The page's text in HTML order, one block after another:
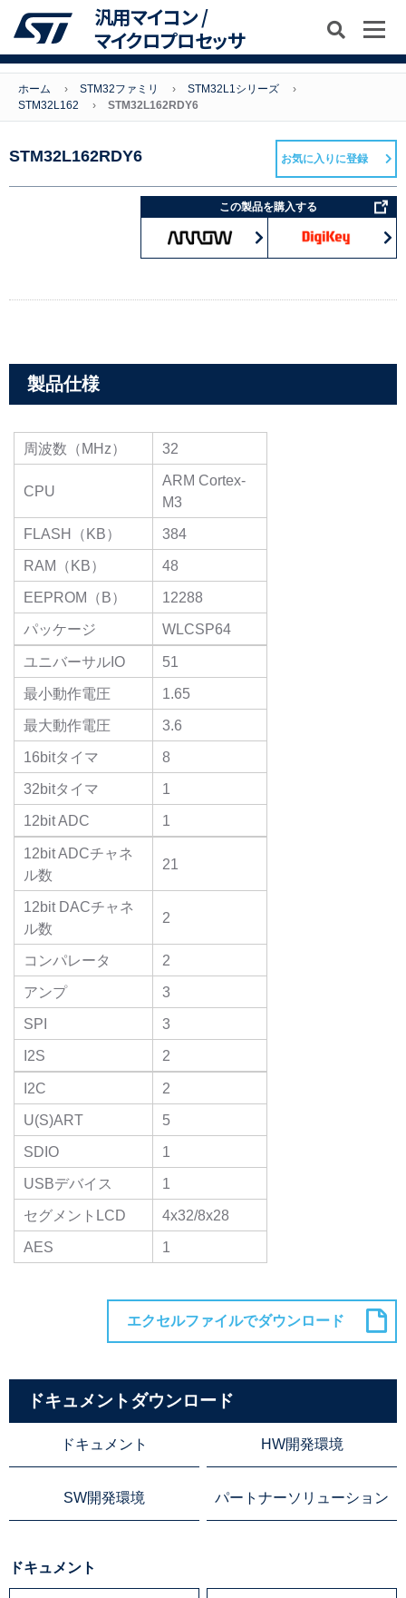
汎用マイコン /
マイクロプロセッサ
ホーム STM32ファミリ
STM32L1シリーズ
STM32L162
STM32L162RDY6
STM32L162RDY6
この製品を購入する
お気に入りに登録
製品仕様
周波数（MHz） 32
CPU
ARM Cortex-
M3
FLASH（KB）
384
RAM（KB）
48
EEPROM（B）
12288
パッケージ
WLCSP64
ユニバーサルIO
51
最小動作電圧
1.65
最大動作電圧
3.6
16bitタイマ
8
32bitタイマ
1
12bit ADC
1
12bit ADCチャネ
ル数
21
12bit DACチャネ
ル数
2
コンパレータ
2
アンプ
3
SPI
3
I2S
2
I2C
2
U(S)ART
5
SDIO
1
USBデバイス
1
セグメントLCD
4x32/8x28
AES
1
ドキュメントダウンロード
ドキュメント HW開発環境
SW開発環境 パートナーソリューション
ドキュメント